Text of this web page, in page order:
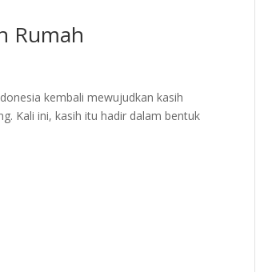
Rumah
kembali mewujudkan kasih
Kali ini, kasih itu hadir dalam bentuk